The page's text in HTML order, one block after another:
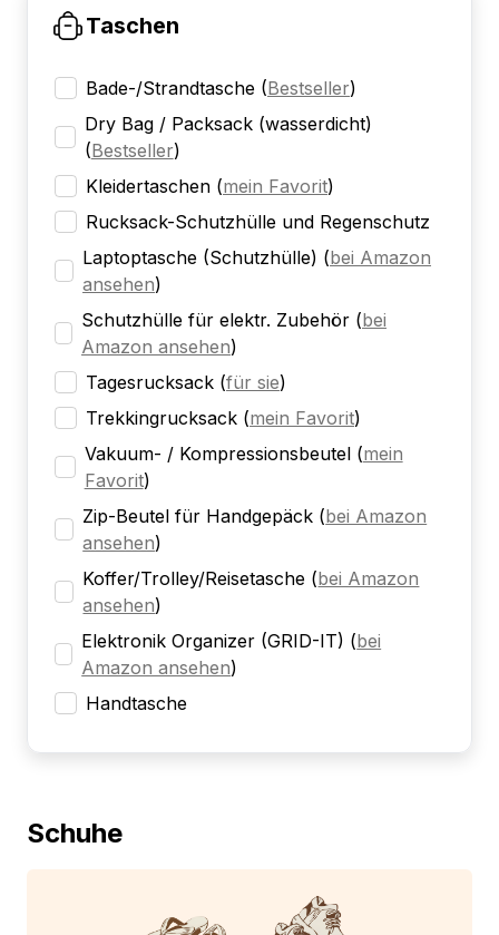
Taschen
Bade-/Strandtasche (Bestseller)
Dry Bag / Packsack (wasserdicht)
(Bestseller)
Kleidertaschen (mein Favorit)
Rucksack-Schutzhülle und Regenschutz
Laptoptasche (Schutzhülle) (bei Amazon
ansehen)
Schutzhülle für elektr. Zubehör (bei
Amazon ansehen)
Tagesrucksack (für sie)
Trekkingrucksack (mein Favorit)
Vakuum- / Kompressionsbeutel (mein
Favorit)
Zip-Beutel für Handgepäck (bei Amazon
ansehen)
Koffer/Trolley/Reisetasche (bei Amazon
ansehen)
Elektronik Organizer (GRID-IT) (bei
Amazon ansehen)
Handtasche
Schuhe